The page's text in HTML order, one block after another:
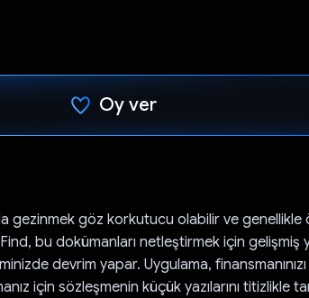
Oy ver
gezinmek göz korkutucu olabilir ve genellikle
bu dokümanları netleştirmek için gelişmiş
devrim yapar. Uygulama,
için sözleşmenin küçük yazılarını titizlikle